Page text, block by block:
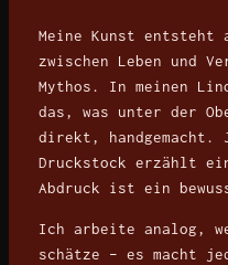
Meine Kunst entsteht
zwischen Leben und
Mythos. In meinen
das, was unter der
direkt, handgemacht.
Druckstock erzählt
Abdruck ist ein
Ich arbeite analog,
schätze – es macht